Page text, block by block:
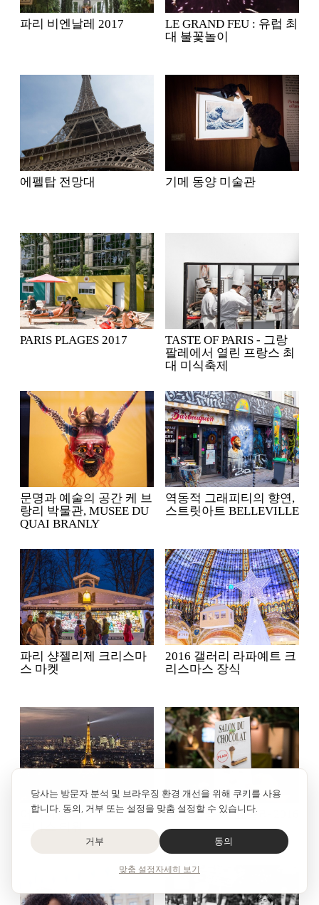
당사는 방문자 분석 및 브라우징 환경 개선을 위해 쿠키를 사용
합니다. 동의, 거부 또는 설정을 맞춤 설정할 수 있습니다.
거부 동의
맞춤 설정 자세히 보기
파리 비엔날레 2017
LE GRAND FEU : 유럽 최
대 불꽃놀이
에펠탑 전망대 기메 동양 미술관
PARIS PLAGES 2017
TASTE OF PARIS - 그랑
팔레에서 열린 프랑스 최
대 미식축제
문명과 예술의 공간 케 브
랑리 박물관, MUSEE DU
QUAI BRANLY
역동적 그래피티의 향연,
스트릿아트 BELLEVILLE
파리 샹젤리제 크리스마
스 마켓
2016 갤러리 라파예트 크
리스마스 장식
르나스 타워
파리 살롱 뒤 쇼콜라 2016